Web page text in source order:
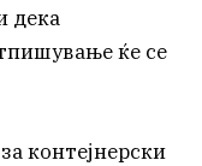
дека
ќе се
контејнерски